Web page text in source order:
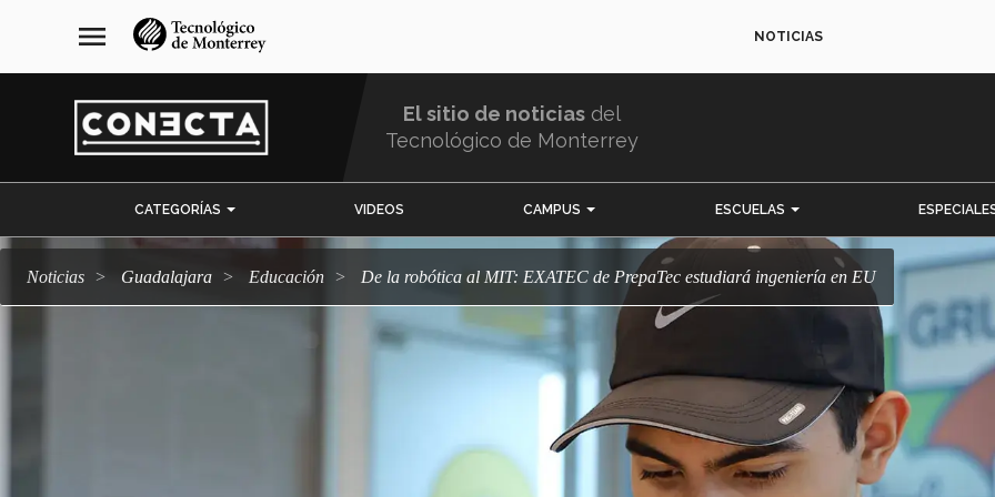
navegación
principal
menu NOTICIAS
El sitio de noticias del
Tecnológico de Monterrey
CATEGORÍAS VIDEOS CAMPUS ESCUELAS
Noticias Guadalajara Educación De la robótica al MIT: EXATEC de PrepaTec estudiará ingeniería en EU